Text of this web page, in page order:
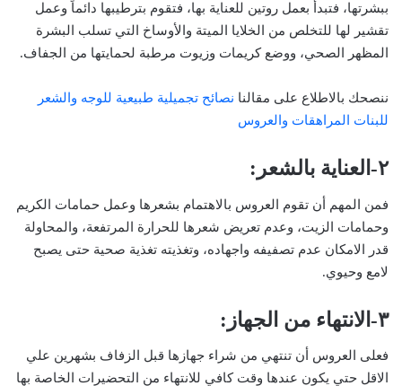
ببشرتها، فتبدأ بعمل روتين للعناية بها، فتقوم بترطيبها دائماً وعمل
تقشير لها للتخلص من الخلايا الميتة والأوساخ التي تسلب البشرة
المظهر الصحي، ووضع كريمات وزيوت مرطبة لحمايتها من الجفاف.
ننصحك بالاطلاع على مقالنا نصائح تجميلية طبيعية للوجه والشعر
للبنات المراهقات والعروس
٢-العناية بالشعر:
فمن المهم أن تقوم العروس بالاهتمام بشعرها وعمل حمامات الكريم
وحمامات الزيت، وعدم تعريض شعرها للحرارة المرتفعة، والمحاولة
قدر الامكان عدم تصفيفه واجهاده، وتغذيته تغذية صحية حتى يصبح
لامع وحيوي.
٣-الانتهاء من الجهاز:
فعلى العروس أن تنتهي من شراء جهازها قبل الزفاف بشهرين علي
الاقل حتي يكون عندها وقت كافي للانتهاء من التحضيرات الخاصة بها